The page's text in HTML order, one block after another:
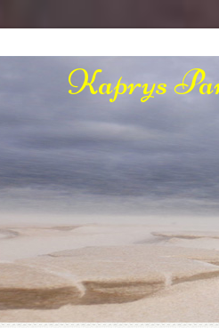
Kaprys